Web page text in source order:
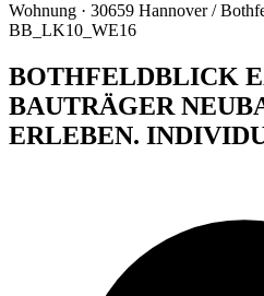
Wohnung · 30659 Hannover /
BB_LK10_WE16
BOTHFELDBLICK
BAUTRÄGER
ERLEBEN.